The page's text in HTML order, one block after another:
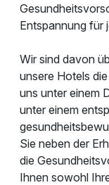
Entspannung für
Wir sind davon
unsere Hotels
uns unter einem
unter einem
Sie neben der
die
Ihnen sowohl